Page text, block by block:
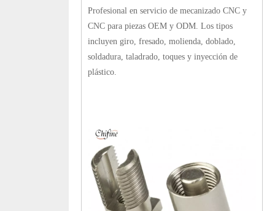
Profesional en servicio de mecanizado CNC y
CNC para piezas OEM y ODM. Los tipos
incluyen giro, fresado, molienda, doblado,
soldadura, taladrado, toques y inyección de
plástico.